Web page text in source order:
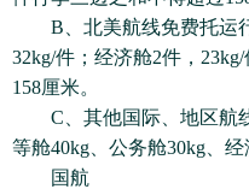
B、北美航线免费托运行
32kg/件；经济舱2件，
158厘米。
C、其他国际、地区航
等舱40kg、公务舱30kg、经
国航